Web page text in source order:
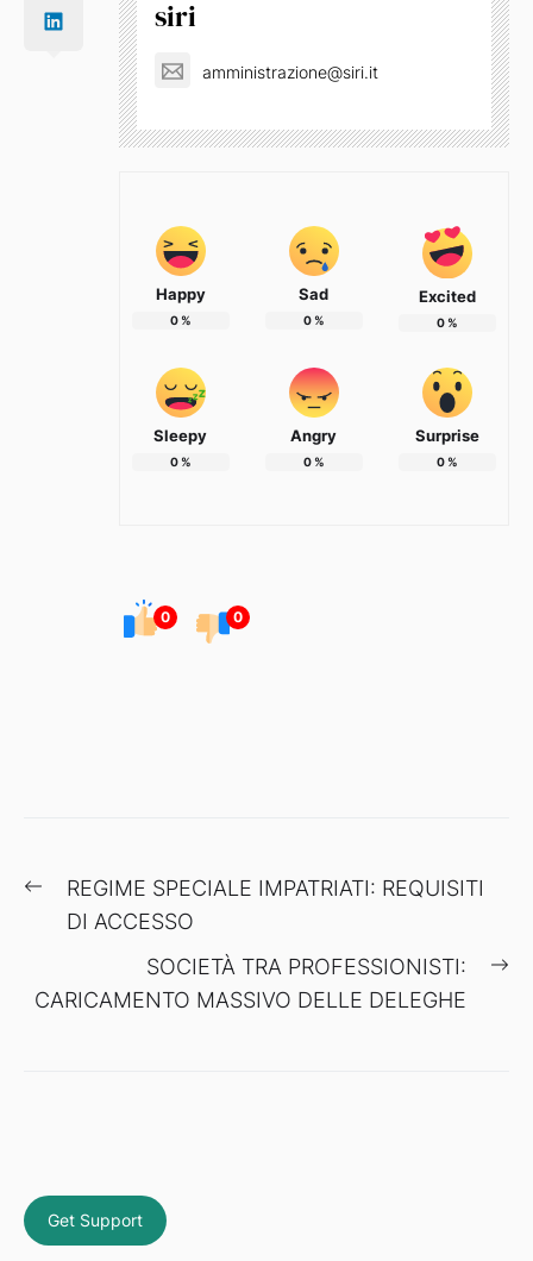
siri
amministrazione@siri.it
Happy
0%
Sad
0%
Excited
0%
Sleepy
0%
Angry
0%
Surprise
0%
0 0
Navigazione
articoli
Previous
post:
REGIME SPECIALE IMPATRIATI: REQUISITI
DI ACCESSO
SOCIETÀ TRA PROFESSIONISTI:
CARICAMENTO MASSIVO DELLE DELEGHE
Get Support